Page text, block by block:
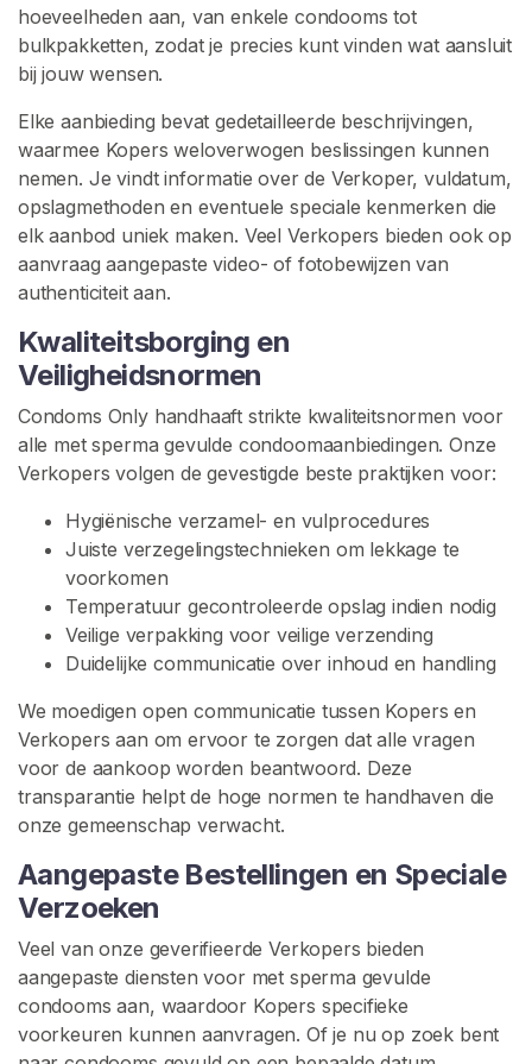
hoeveelheden aan, van enkele condooms tot
bulkpakketten, zodat je precies kunt vinden wat aansluit
bij jouw wensen.
Elke aanbieding bevat gedetailleerde beschrijvingen,
waarmee Kopers weloverwogen beslissingen kunnen
nemen. Je vindt informatie over de Verkoper, vuldatum,
opslagmethoden en eventuele speciale kenmerken die
elk aanbod uniek maken. Veel Verkopers bieden ook op
aanvraag aangepaste video- of fotobewijzen van
authenticiteit aan.
Kwaliteitsborging en
Veiligheidsnormen
Condoms Only handhaaft strikte kwaliteitsnormen voor
alle met sperma gevulde condoomaanbiedingen. Onze
Verkopers volgen de gevestigde beste praktijken voor:
Hygiënische verzamel- en vulprocedures
Juiste verzegelingstechnieken om lekkage te
voorkomen
Temperatuur gecontroleerde opslag indien nodig
Veilige verpakking voor veilige verzending
Duidelijke communicatie over inhoud en handling
We moedigen open communicatie tussen Kopers en
Verkopers aan om ervoor te zorgen dat alle vragen
voor de aankoop worden beantwoord. Deze
transparantie helpt de hoge normen te handhaven die
onze gemeenschap verwacht.
Aangepaste Bestellingen en Speciale
Verzoeken
Veel van onze geverifieerde Verkopers bieden
aangepaste diensten voor met sperma gevulde
condooms aan, waardoor Kopers specifieke
voorkeuren kunnen aanvragen. Of je nu op zoek bent
C
o
n
o
o
m
s
M
e
S
p
r
m
a
G
e
u
d
C
o
n
d
o
m
s
Z
E
K